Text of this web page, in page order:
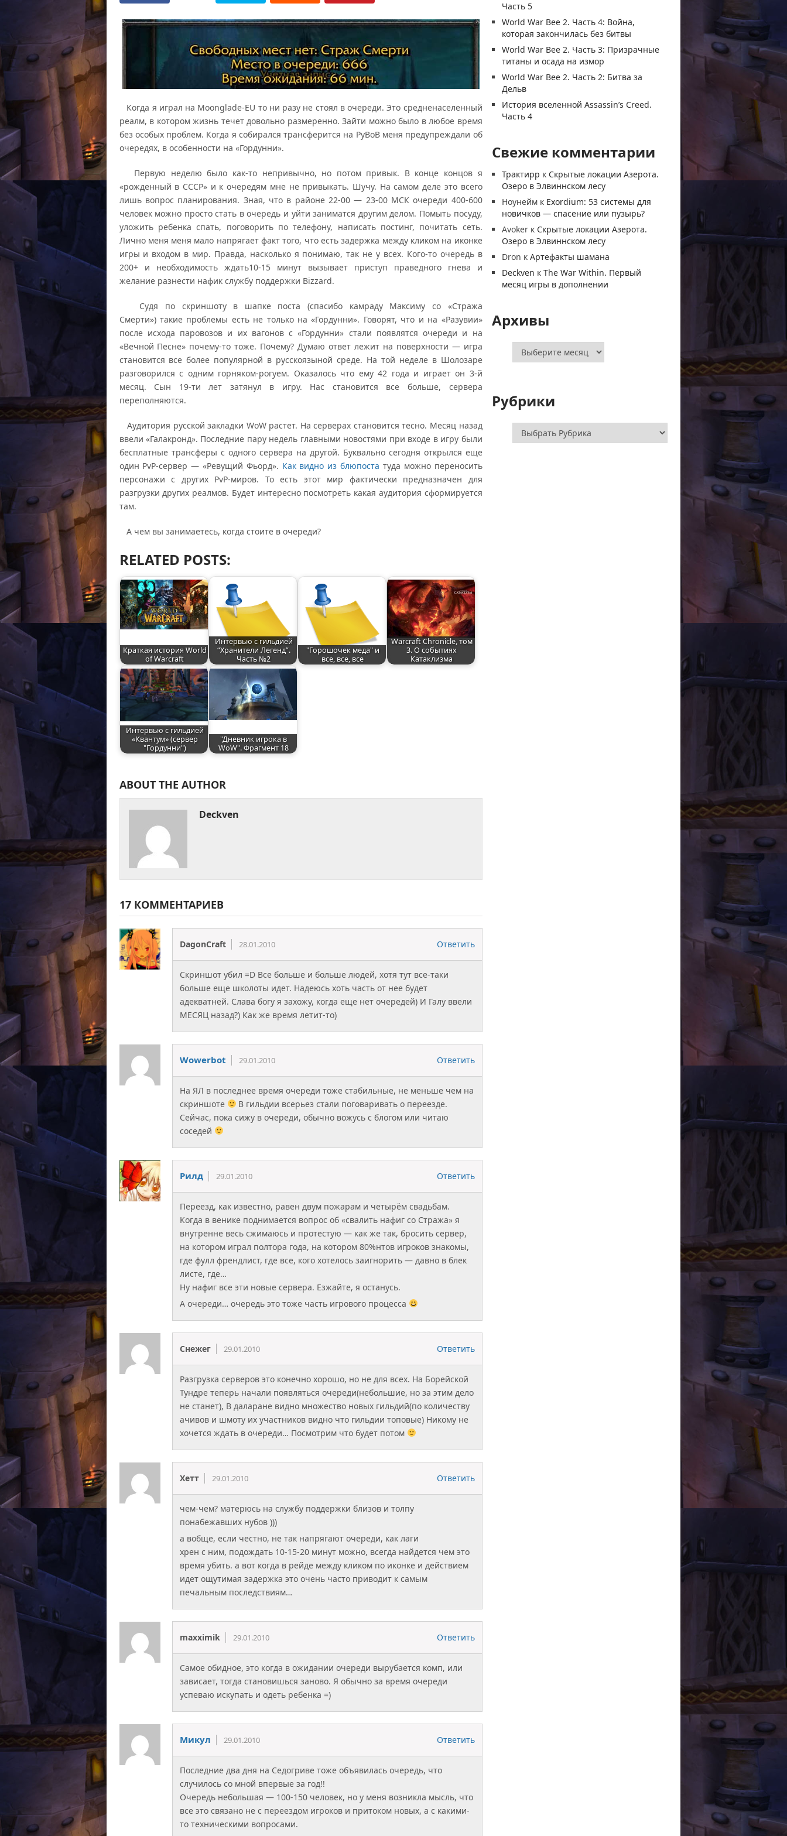
Когда я играл на Moonglade-EU то ни разу не стоял в очереди. Это средненаселенный
реалм, в котором жизнь течет довольно размеренно. Зайти можно было в любое время
без особых проблем. Когда я собирался трансферится на РуВоВ меня предупреждали об
очередях, в особенности на «Гордунни».
Первую неделю было как-то непривычно, но потом привык. В конце концов я
«рожденный в СССР» и к очередям мне не привыкать. Шучу. На самом деле это всего
лишь вопрос планирования. Зная, что в районе 22-00 — 23-00 МСК очереди 400-600
человек можно просто стать в очередь и уйти заниматся другим делом. Помыть посуду,
уложить ребенка спать, поговорить по телефону, написать постинг, почитать сеть.
Лично меня меня мало напрягает факт того, что есть задержка между кликом на иконке
игры и входом в мир. Правда, насколько я понимаю, так не у всех. Кого-то очередь в
200+ и необходимость ждать10-15 минут вызывает приступ праведного гнева и
желание разнести нафик службу поддержки Bizzard.
Судя по скриншоту в шапке поста (спасибо камраду Максиму со «Стража
Смерти») такие проблемы есть не только на «Гордунни». Говорят, что и на «Разувии»
после исхода паровозов и их вагонов с «Гордунни» стали появлятся очереди и на
«Вечной Песне» почему-то тоже. Почему? Думаю ответ лежит на поверхности — игра
становится все более популярной в русскоязыной среде. На той неделе в Шолозаре
разговорился с одним горняком-рогуем. Оказалось что ему 42 года и играет он 3-й
месяц. Сын 19-ти лет затянул в игру. Нас становится все больше, сервера
переполняются.
Аудитория русской закладки WoW растет. На серверах становится тесно. Месяц назад
ввели «Галакронд». Последние пару недель главными новостями при входе в игру были
бесплатные трансферы с одного сервера на другой. Буквально сегодня открылся еще
один PvP-сервер — «Ревущий Фьорд». Как видно из блюпоста туда можно переносить
персонажи с других PvP-миров. То есть этот мир фактически предназначен для
разгрузки других реалмов. Будет интересно посмотреть какая аудитория сформируется
там.
А чем вы занимаетесь, когда стоите в очереди?
RELATED POSTS:
Краткая история World
of Warcraft
Интервью с гильдией
“Хранители Легенд”.
Часть №2
"Горошочек меда" и
все, все, все
Warcraft Chronicle, том
3. О событиях
Катаклизма
Интервью с гильдией
«Квантум» (сервер
"Гордунни")
"Дневник игрока в
WoW". Фрагмент 18
ABOUT THE AUTHOR
Deckven
17 КОММЕНТАРИЕВ
DagonCraft 28.01.2010 Ответить
Скриншот убил =D Все больше и больше людей, хотя тут все-таки
больше еще школоты идет. Надеюсь хоть часть от нее будет
адекватней. Слава богу я захожу, когда еще нет очередей) И Галу ввели
МЕСЯЦ назад?) Как же время летит-то)
Wowerbot 29.01.2010 Ответить
На ЯЛ в последнее время очереди тоже стабильные, не меньше чем на
скриншоте
В гильдии всерьез стали поговаривать о переезде.
Сейчас, пока сижу в очереди, обычно вожусь с блогом или читаю
соседей
Рилд 29.01.2010 Ответить
Переезд, как известно, равен двум пожарам и четырём свадьбам.
Когда в венике поднимается вопрос об «свалить нафиг со Стража» я
внутренне весь сжимаюсь и протестую — как же так, бросить сервер,
на котором играл полтора года, на котором 80%нтов игроков знакомы,
где фулл френдлист, где все, кого хотелось заигнорить — давно в блек
листе, где…
Ну нафиг все эти новые сервера. Езжайте, я останусь.
А очереди… очередь это тоже часть игрового процесса
Снежег 29.01.2010 Ответить
Разгрузка серверов это конечно хорошо, но не для всех. На Борейской
Тундре теперь начали появляться очереди(небольшие, но за этим дело
не станет), В даларане видно множество новых гильдий(по количеству
ачивов и шмоту их участников видно что гильдии топовые) Никому не
хочется ждать в очереди… Посмотрим что будет потом
Хетт 29.01.2010 Ответить
чем-чем? матерюсь на службу поддержки близов и толпу
понабежавших нубов )))
а вобще, если честно, не так напрягают очереди, как лаги
хрен с ним, подождать 10-15-20 минут можно, всегда найдется чем это
время убить. а вот когда в рейде между кликом по иконке и действием
идет ощутимая задержка это очень часто приводит к самым
печальным последствиям…
maxximik 29.01.2010 Ответить
Самое обидное, это когда в ожидании очереди вырубается комп, или
зависает, тогда становишься заново. Я обычно за время очереди
успеваю искупать и одеть ребенка =)
Микул 29.01.2010 Ответить
Последние два дня на Седогриве тоже объявилась очередь, что
случилось со мной впервые за год!!
Очередь небольшая — 100-150 человек, но у меня возникла мысль, что
все это связано не с переездом игроков и притоком новых, а с какими-
то техническими вопросами.
Часть 5
World War Bee 2. Часть 4: Война,
которая закончилась без битвы
World War Bee 2. Часть 3: Призрачные
титаны и осада на измор
World War Bee 2. Часть 2: Битва за
Дельв
История вселенной Assassin’s Creed.
Часть 4
Свежие комментарии
Трактирр к Скрытые локации Азерота.
Озеро в Элвиннском лесу
Ноунейм к Exordium: 53 системы для
новичков — спасение или пузырь?
Avoker к Скрытые локации Азерота.
Озеро в Элвиннском лесу
Dron кАртефакты шамана
Deckven кThe War Within. Первый
месяц игры в дополнении
Архивы
Архивы
Рубрики
Рубрики